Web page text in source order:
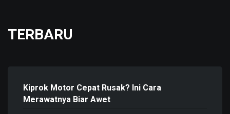
TERBARU
Kiprok Motor Cepat Rusak? Ini Cara
Merawatnya Biar Awet